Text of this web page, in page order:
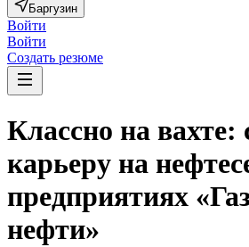
Баргузин
Войти
Войти
Создать резюме
Классно на вахте:
карьеру на
предприятиях
нефти»